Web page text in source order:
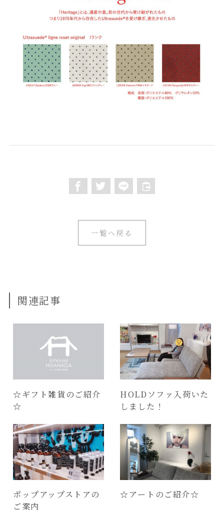
一覧へ戻る
関連記事
☆ギフト雑貨のご紹介
☆
HOLDソファ入荷いた
しました！
ポップアップストアの
ご案内
☆アートのご紹介☆